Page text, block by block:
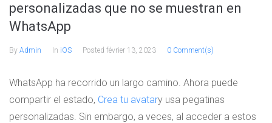
personalizadas que no se muestran en
WhatsApp
By Admin In iOS Posted février 13, 2023 0 Comment(s)
WhatsApp ha recorrido un largo camino. Ahora puede
compartir el estado, Crea tu avatary usa pegatinas
personalizadas. Sin embargo, a veces, al acceder a estos